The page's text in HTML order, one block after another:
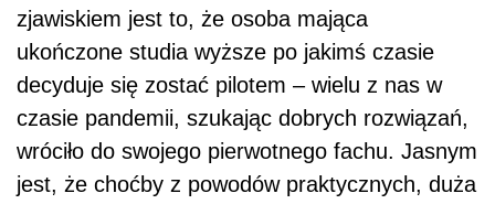
zjawiskiem jest to, że osoba mająca
ukończone studia wyższe po jakimś czasie
decyduje się zostać pilotem – wielu z nas w
czasie pandemii, szukając dobrych rozwiązań,
wróciło do swojego pierwotnego fachu. Jasnym
jest, że choćby z powodów praktycznych, duża